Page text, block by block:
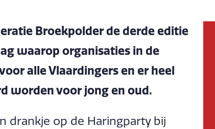
Broekpolder de derde editie
waarop organisaties in de
alle Vlaardingers en er heel
worden voor jong en oud.
drankje op de Haringparty bij